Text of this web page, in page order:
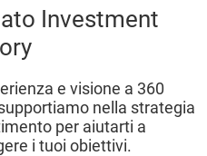
Investment
e visione a 360
nella strategia
per aiutarti a
i tuoi obiettivi.